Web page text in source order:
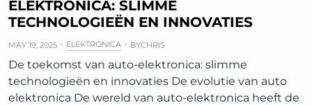
ELEKTRONICA: SLIMME
TECHNOLOGIEËN EN INNOVATIES
MAY 19, 2025 ELEKTRONICA BYCHRIS
De toekomst van auto-elektronica: slimme
technologieën en innovaties De evolutie van auto
elektronica De wereld van auto-elektronica heeft de